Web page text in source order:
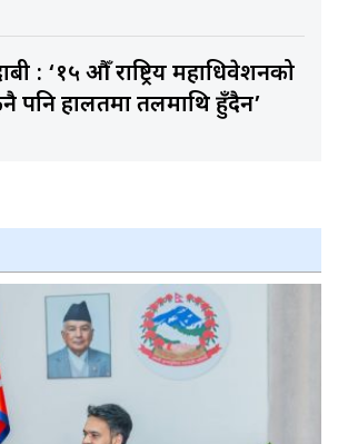
: ‘१५ औँ राष्ट्रिय महाधिवेशनको
पनि हालतमा तलमाथि हुँदैन’